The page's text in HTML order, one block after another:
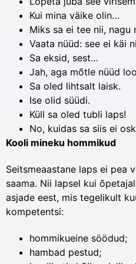
Kui mina väike olin…
Miks sa ei tee nii, nagu
Vaata nüüd: see ei käi
Sa eksid, sest…
Jah, aga mõtle nüüd
Sa oled lihtsalt laisk.
Ise olid süüdi.
Küll sa oled tubli laps!
No, kuidas sa siis ei
Kooli mineku hommikud
Seitsmeaastane laps ei pea
saama. Nii lapsel kui
asjade eest, mis tegelikult
kompetentsi:
hommikueine söödud;
hambad pestud;